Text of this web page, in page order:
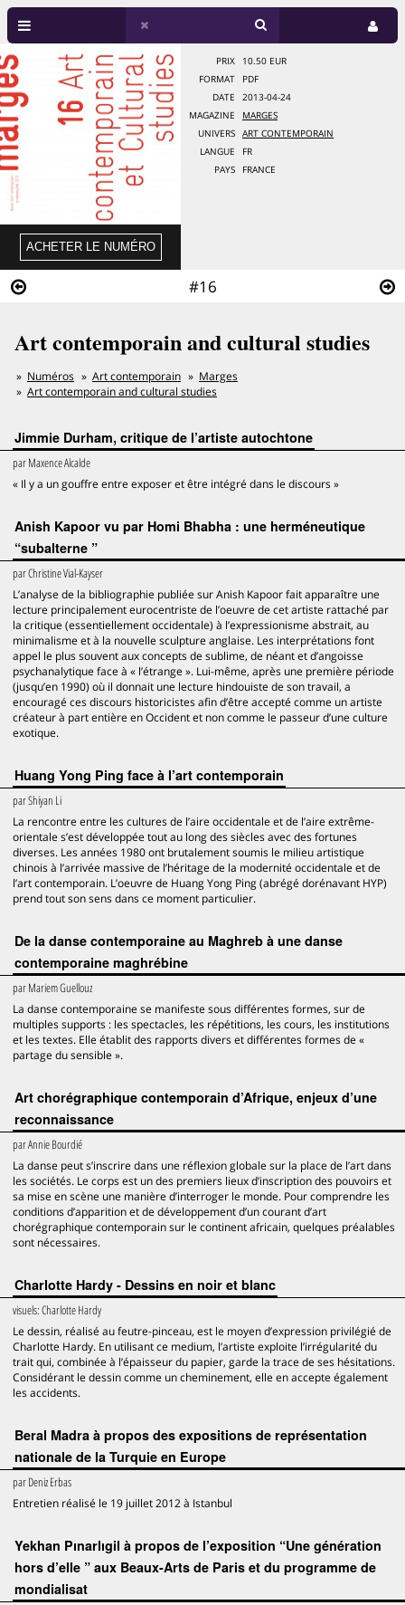
#16
PRIX
10.50 EUR
FORMAT
PDF
DATE
2013-04-24
MAGAZINE
MARGES
UNIVERS
ART CONTEMPORAIN
LANGUE
FR
PAYS
FRANCE
Art contemporain and cultural studies
Numéros Art contemporain
Marges
Art contemporain and cultural studies
Jimmie Durham, critique de l’artiste autochtone
parMaxence Alcalde
« Il y a un gouffre entre exposer et être intégré dans le discours »
Anish Kapoor vu par Homi Bhabha : une herméneutique
“subalterne ”
parChristine Vial-Kayser
L’analyse de la bibliographie publiée sur Anish Kapoor fait apparaître une
lecture principalement eurocentriste de l’oeuvre de cet artiste rattaché par
la critique (essentiellement occidentale) à l’expressionisme abstrait, au
minimalisme et à la nouvelle sculpture anglaise. Les interprétations font
appel le plus souvent aux concepts de sublime, de néant et d’angoisse
psychanalytique face à « l’étrange ». Lui-même, après une première période
(jusqu’en 1990) où il donnait une lecture hindouiste de son travail, a
encouragé ces discours historicistes afin d’être accepté comme un artiste
créateur à part entière en Occident et non comme le passeur d’une culture
exotique.
Huang Yong Ping face à l’art contemporain
parShiyan Li
La rencontre entre les cultures de l’aire occidentale et de l’aire extrême-
orientale s’est développée tout au long des siècles avec des fortunes
diverses. Les années 1980 ont brutalement soumis le milieu artistique
chinois à l’arrivée massive de l’héritage de la modernité occidentale et de
l’art contemporain. L’oeuvre de Huang Yong Ping (abrégé dorénavant HYP)
prend tout son sens dans ce moment particulier.
De la danse contemporaine au Maghreb à une danse
contemporaine maghrébine
parMariem Guellouz
La danse contemporaine se manifeste sous différentes formes, sur de
multiples supports : les spectacles, les répétitions, les cours, les institutions
et les textes. Elle établit des rapports divers et différentes formes de «
partage du sensible ».
Art chorégraphique contemporain d’Afrique, enjeux d’une
reconnaissance
parAnnie Bourdié
La danse peut s’inscrire dans une réflexion globale sur la place de l’art dans
les sociétés. Le corps est un des premiers lieux d’inscription des pouvoirs et
sa mise en scène une manière d’interroger le monde. Pour comprendre les
conditions d’apparition et de développement d’un courant d’art
chorégraphique contemporain sur le continent africain, quelques préalables
sont nécessaires.
Charlotte Hardy - Dessins en noir et blanc
visuels:Charlotte Hardy
Le dessin, réalisé au feutre-pinceau, est le moyen d’expression privilégié de
Charlotte Hardy. En utilisant ce medium, l’artiste exploite l’irrégularité du
trait qui, combinée à l’épaisseur du papier, garde la trace de ses hésitations.
Considérant le dessin comme un cheminement, elle en accepte également
les accidents.
Beral Madra à propos des expositions de représentation
nationale de la Turquie en Europe
parDeniz Erbas
Entretien réalisé le 19 juillet 2012 à Istanbul
Yekhan Pınarlıgil à propos de l’exposition “Une génération
hors d’elle ” aux Beaux-Arts de Paris et du programme de
mondialisat